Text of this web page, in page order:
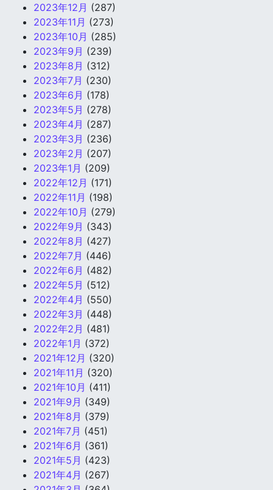
2023年12月 (287)
2023年11月 (273)
2023年10月 (285)
2023年9月 (239)
2023年8月 (312)
2023年7月 (230)
2023年6月 (178)
2023年5月 (278)
2023年4月 (287)
2023年3月 (236)
2023年2月 (207)
2023年1月 (209)
2022年12月 (171)
2022年11月 (198)
2022年10月 (279)
2022年9月 (343)
2022年8月 (427)
2022年7月 (446)
2022年6月 (482)
2022年5月 (512)
2022年4月 (550)
2022年3月 (448)
2022年2月 (481)
2022年1月 (372)
2021年12月 (320)
2021年11月 (320)
2021年10月 (411)
2021年9月 (349)
2021年8月 (379)
2021年7月 (451)
2021年6月 (361)
2021年5月 (423)
2021年4月 (267)